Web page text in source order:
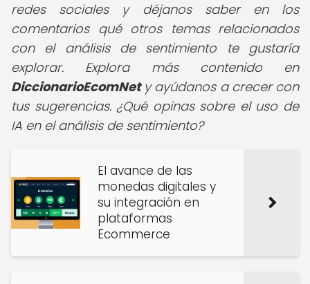
redes sociales y déjanos saber en los
comentarios qué otros temas relacionados
con el análisis de sentimiento te gustaría
explorar. Explora más contenido en
DiccionarioEcomNety ayúdanos a crecer con
tus sugerencias. ¿Qué opinas sobre el uso de
IA en el análisis de sentimiento?
El avance de las
monedas digitales y
su integración en
plataformas
Ecommerce